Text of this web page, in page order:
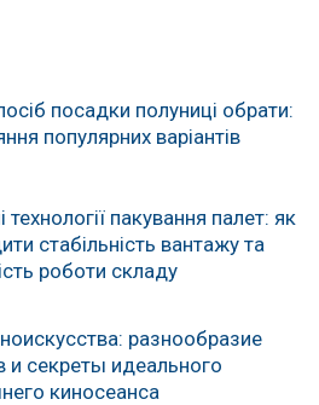
посадки полуниці обрати:
популярних варіантів
технології пакування палет: як
стабільність вантажу та
роботи складу
разнообразие
и секреты идеального
киносеанса